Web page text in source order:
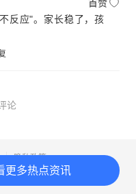
更多热点资讯
首赞
反应"。家长稳了，孩
论
隐私政策